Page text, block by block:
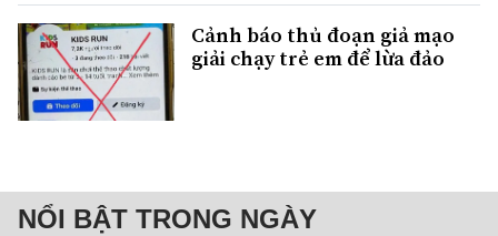
Cảnh báo thủ đoạn giả mạo
giải chạy trẻ em để lừa đảo
NỔI BẬT TRONG NGÀY